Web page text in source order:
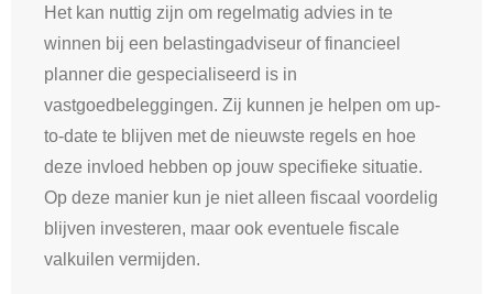
Het kan nuttig zijn om regelmatig advies in te
winnen bij een belastingadviseur of financieel
planner die gespecialiseerd is in
vastgoedbeleggingen. Zij kunnen je helpen om up-
to-date te blijven met de nieuwste regels en hoe
deze invloed hebben op jouw specifieke situatie.
Op deze manier kun je niet alleen fiscaal voordelig
blijven investeren, maar ook eventuele fiscale
valkuilen vermijden.